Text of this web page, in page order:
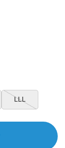
LLL